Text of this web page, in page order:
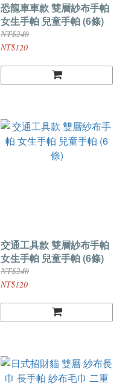
恐龍車車款 雙層紗布手帕
女生手帕 兒童手帕 (6條)
NT$240
NT$120
交通工具款 雙層紗布手帕
女生手帕 兒童手帕 (6條)
NT$240
NT$120